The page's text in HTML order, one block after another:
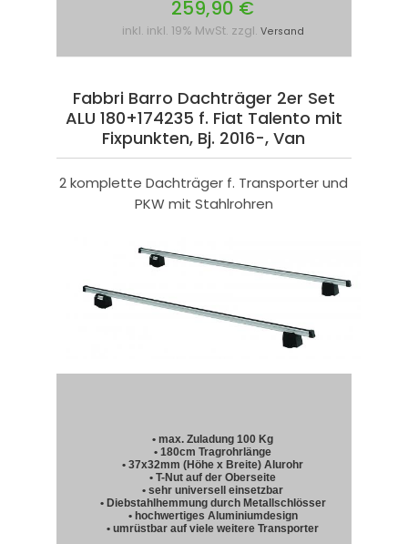
259,90 €
inkl. inkl. 19% MwSt. zzgl. Versand
Fabbri Barro Dachträger 2er Set
ALU 180+174235 f. Fiat Talento mit
Fixpunkten, Bj. 2016-, Van
2 komplette Dachträger f. Transporter und
PKW mit Stahlrohren
• max. Zuladung 100 Kg
• 180cm Tragrohrlänge
• 37x32mm (Höhe x Breite) Alurohr
• T-Nut auf der Oberseite
• sehr universell einsetzbar
• Diebstahlhemmung durch Metallschlösser
• hochwertiges Aluminiumdesign
• umrüstbar auf viele weitere Transporter